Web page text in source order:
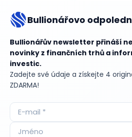
Bullionářovo
Bullionářův newsletter přináší
novinky z finančních trhů a
investic.
Zadejte své údaje a získejte 4
ZDARMA!Aktuální